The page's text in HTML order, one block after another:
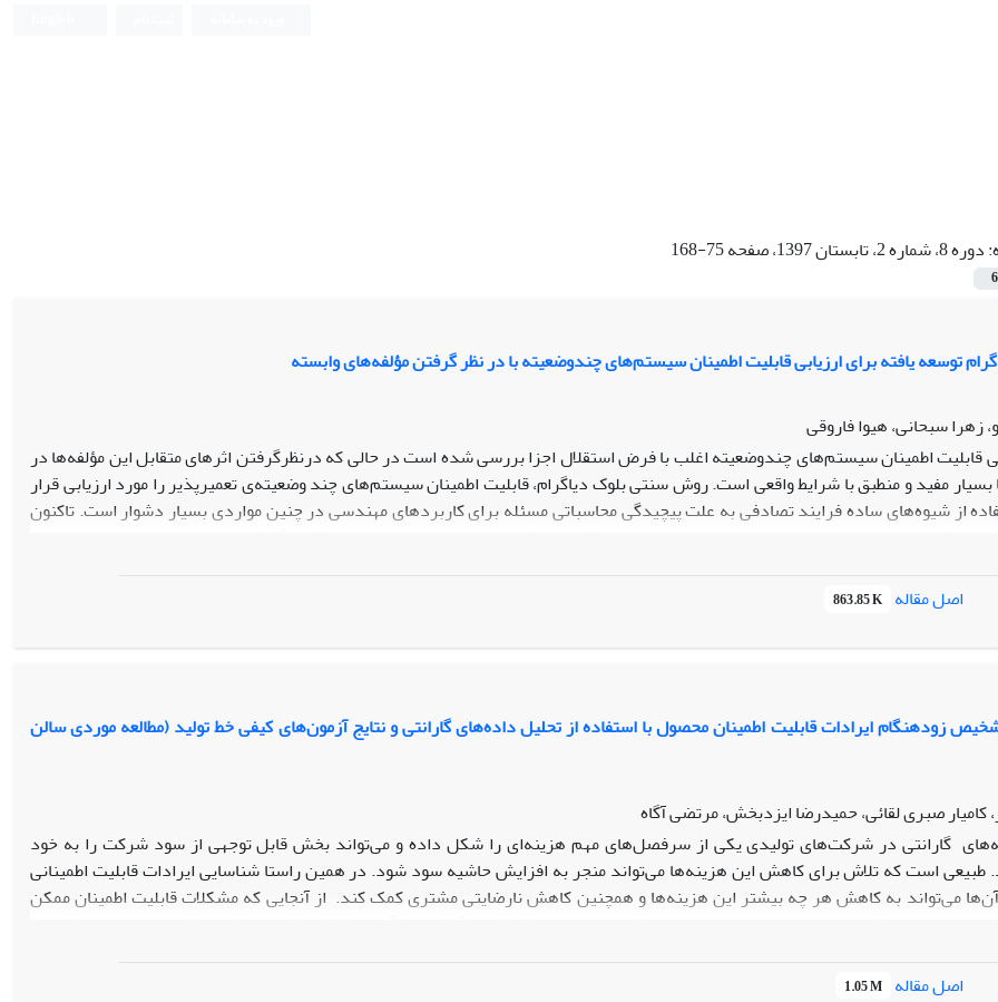
دوره 8، شماره 2، تابستان 1397، صفحه 75-168
6
توسعه یافته برای ارزیابی قابلیت اطمینان سیستم‌های چندوضعیته با در نظر گرفتن مؤلفه‌های وابسته
زهرا سبحانی، هیوا فاروقی
قابلیت اطمینان سیستم‌های چندوضعیته اغلب با فرض استقلال اجزا بررسی شده است در حالی که درنظرگرفتن اثرهای متقابل این مؤلفه‌ها در
مفید و منطبق با شرایط واقعی است. روش سنتی بلوک دیاگرام، قابلیت اطمینان سیستم‌های چند وضعیته‌ی تعمیرپذیر را مورد ارزیابی قرار
از شیوه‌های ساده فرایند تصادفی به علت پیچیدگی محاسباتی مسئله برای کاربردهای مهندسی در چنین مواردی بسیار دشوار است. تاکنون
روش تابع مولد سراسری برای سیستم‌­های مبتنی بر لحاظ نمودن مؤلفه­‌های وابسته مورد استفاده قرار نگرفته است. در این مقاله با استفاده از
تصادفی و تکنیک تابع مولد سراسری، به تجزیه و تحلیل سیستم‌های چندوضعیته در شرایط وابستگی توزیع عملکردی برخی ازمؤلفه‌ها به
پرداخته می­‌شود. نتایج نشان­ دهنده­‌ی برتری چشمگیر روش پیشنهادی این مقاله برای محاسبه قابلیت اطمینان سیستم­‌های چندوضعیته دارای
است.
اصل مقاله 863.85 K
زودهنگام ایرادات قابلیت اطمینان محصول با استفاده از تحلیل داده‌های گارانتی و نتایج آزمون‌های کیفی خط تولید (مطالعه موردی سالن
کامیار صبری لقائی، حمیدرضا ایزدبخش، مرتضی آگاه
گارانتی در شرکت­‌های تولیدی یکی از سرفصل­‌های مهم هزینه‌­ای را شکل داده و می­‌تواند بخش قابل توجهی از سود شرکت را به خود
است که تلاش برای کاهش این هزینه­‌ها می­‌تواند منجر به افزایش حاشیه سود شود. در همین راستا شناسایی ایرادات قابلیت اطمینانی
می­‌تواند به کاهش هر چه بیشتر این هزینه­‌ها و همچنین کاهش نارضایتی مشتری کمک کند. از آنجایی که مشکلات قابلیت اطمینان ممکن
تولیدی باشند جداسازی این محصولات پس از فرایند تولید به کاهش بازگشت‌­های گارانتی کمک شایانی می­‌کند. لذا در این مقاله، یک مدل
ایرادات قابلیت اطمینان محصول با استفاده از تحلیل داده­‌های گارانتی و پارامترهای کیفی خط تولید طراحی شده است. در همین راستا یک
روی موتورهایTU5 اصل مقاله 1.05 M